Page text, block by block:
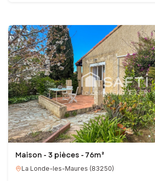
Maison - 3 pièces - 76m²
La Londe-les-Maures (83250)